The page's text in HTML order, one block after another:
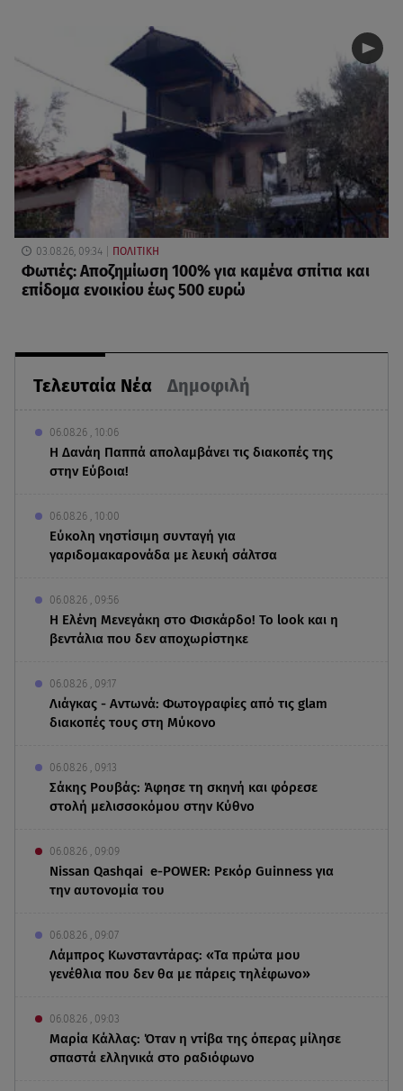
Τελευταία Νέα Δημοφιλή
06.08.26 , 10:06
Η Δανάη Παππά απολαμβάνει τις διακοπές της
στην Εύβοια!
06.08.26 , 10:00
Eύκολη νηστίσιμη συνταγή για
γαριδομακαρονάδα με λευκή σάλτσα
06.08.26 , 09:56
Η Ελένη Μενεγάκη στο Φισκάρδο! Το look και η
βεντάλια που δεν αποχωρίστηκε
06.08.26 , 09:17
Λιάγκας - Αντωνά: Φωτογραφίες από τις glam
διακοπές τους στη Μύκονο
06.08.26 , 09:13
Σάκης Ρουβάς: Άφησε τη σκηνή και φόρεσε
στολή μελισσοκόμου στην Κύθνο
06.08.26 , 09:09
Nissan Qashqai e-POWER: Ρεκόρ Guinness για
την αυτονομία του
06.08.26 , 09:07
Λάμπρος Κωνσταντάρας: «Τα πρώτα μου
γενέθλια που δεν θα με πάρεις τηλέφωνο»
06.08.26 , 09:03
Μαρία Κάλλας: Όταν η ντίβα της όπερας μίλησε
σπαστά ελληνικά στο ραδιόφωνο
03.08.26, 09:34 ΠΟΛΙΤΙΚΗ
Φωτιές: Αποζημίωση 100% για καμένα σπίτια και
επίδομα ενοικίου έως 500 ευρώ